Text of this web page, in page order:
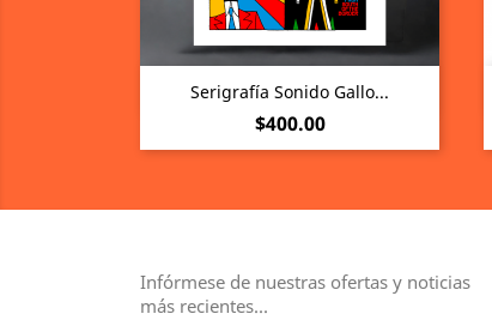
Serigrafía Sonido Gallo...
Precio
$400.00
Vista rápida
Infórmese de nuestras ofertas y noticias
más recientes...